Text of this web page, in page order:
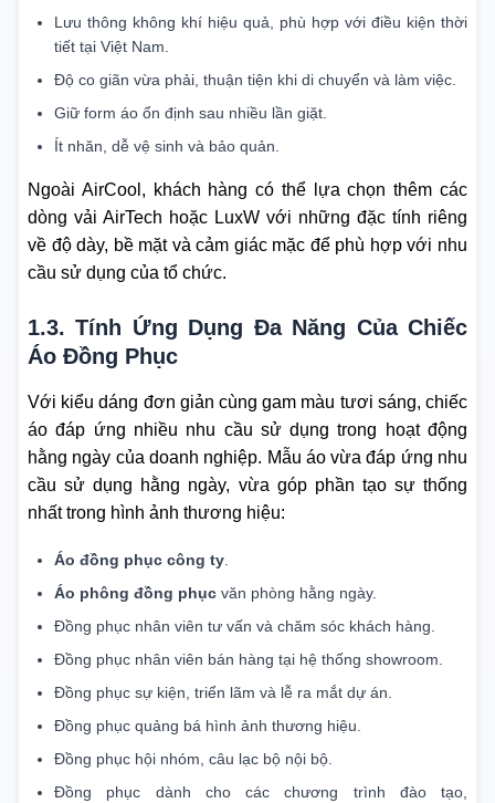
Lưu thông không khí hiệu quả, phù hợp với điều kiện thời
tiết tại Việt Nam.
Độ co giãn vừa phải, thuận tiện khi di chuyển và làm việc.
Giữ form áo ổn định sau nhiều lần giặt.
Ít nhăn, dễ vệ sinh và bảo quản.
Ngoài AirCool, khách hàng có thể lựa chọn thêm các
dòng vải AirTech hoặc LuxW với những đặc tính riêng
về độ dày, bề mặt và cảm giác mặc để phù hợp với nhu
cầu sử dụng của tổ chức.
1.3. Tính Ứng Dụng Đa Năng Của Chiếc
Áo Đồng Phục
Với kiểu dáng đơn giản cùng gam màu tươi sáng, chiếc
áo đáp ứng nhiều nhu cầu sử dụng trong hoạt động
hằng ngày của doanh nghiệp. Mẫu áo vừa đáp ứng nhu
cầu sử dụng hằng ngày, vừa góp phần tạo sự thống
nhất trong hình ảnh thương hiệu:
Áo đồng phục công ty.
Áo phông đồng phục văn phòng hằng ngày.
Đồng phục nhân viên tư vấn và chăm sóc khách hàng.
Đồng phục nhân viên bán hàng tại hệ thống showroom.
Đồng phục sự kiện, triển lãm và lễ ra mắt dự án.
Đồng phục quảng bá hình ảnh thương hiệu.
Đồng phục hội nhóm, câu lạc bộ nội bộ.
Đồng phục dành cho các chương trình đào tạo,